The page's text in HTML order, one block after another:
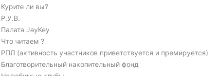
Курите ли вы?
Р.У.В.
Палата JayKey
Что читаем ?
РПЛ (активность участников приветствуется и премируется)
Благотворительный накопительный фонд